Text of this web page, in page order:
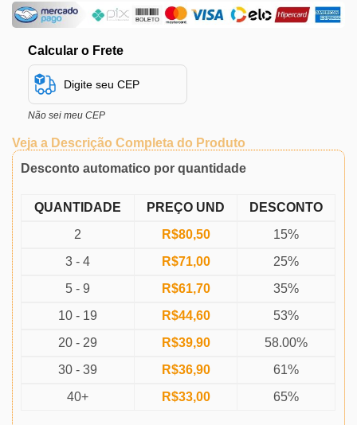
Calcular o Frete
Não sei meu CEP
Veja a Descrição Completa do Produto
Desconto automatico por quantidade
QUANTIDADE PREÇO UND
DESCONTO
2
R$80,50
15%
3 - 4
R$71,00
25%
5 - 9
R$61,70
35%
10 - 19
R$44,60
53%
20 - 29
R$39,90
58.00%
30 - 39
R$36,90
61%
40+
R$33,00 65%